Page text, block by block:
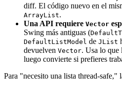
diff. El código nuevo en el
ArrayList.
Una API requiere Vector
Swing más antiguas (
DefaultListModel de JList
devuelven Vector. Usa lo que
luego convierte si prefieres
Para "necesito una lista thread-safe,"